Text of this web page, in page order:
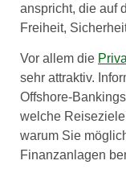
anspricht, die auf
Freiheit,
Vor allem die
sehr attraktiv.
Offshore-
welche
warum Sie
Finanzanlagen